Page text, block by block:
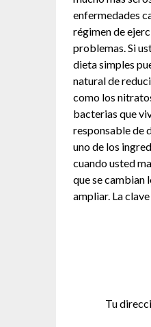
enfermedades
régimen de
problemas. Si
dieta simples
natural de
como los
bacterias que
responsable de
uno de los
cuando usted
que se cambian
ampliar. La
Tu